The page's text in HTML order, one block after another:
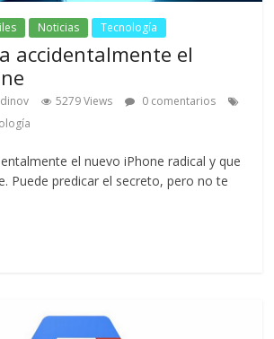
Noticias Tecnología
accidentalmente el
5279 Views
0 comentarios
el nuevo iPhone radical y que
Puede predicar el secreto, pero no te